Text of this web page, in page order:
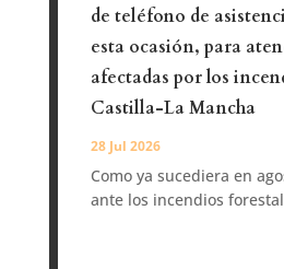
de teléfono de
esta ocasión, para
afectadas por los
Castilla-La Mancha
28 Jul 2026
Como ya sucediera en
ante los incendios